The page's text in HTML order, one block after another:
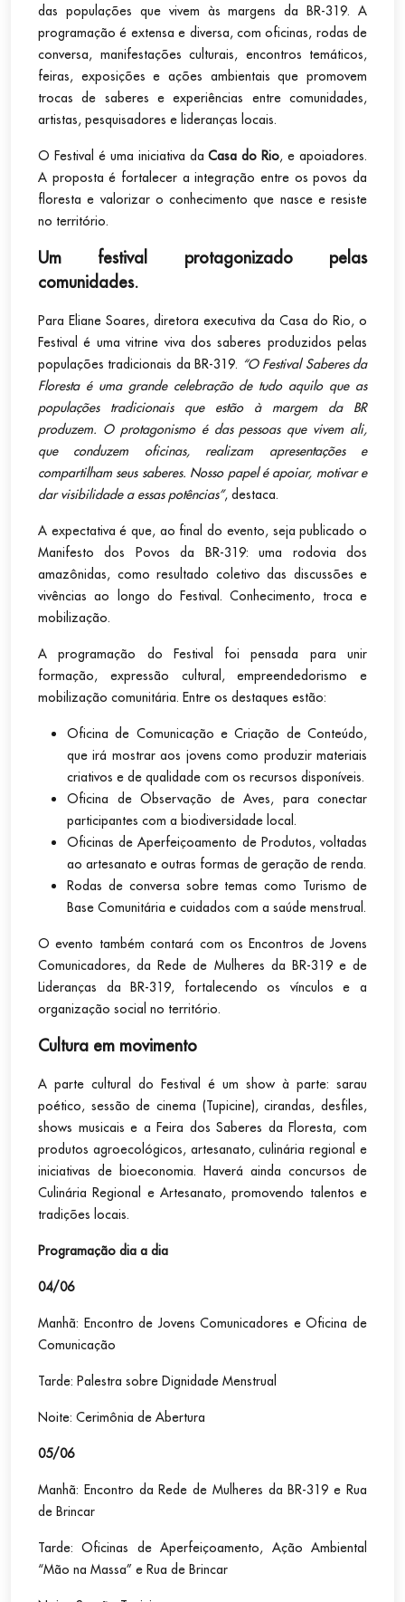
das populações que vivem às margens da BR-319. A
programação é extensa e diversa, com oficinas, rodas de
conversa, manifestações culturais, encontros temáticos,
feiras, exposições e ações ambientais que promovem
trocas de saberes e experiências entre comunidades,
artistas, pesquisadores e lideranças locais.
O Festival é uma iniciativa daCasa do Rio, e apoiadores.
A proposta é fortalecer a integração entre os povos da
floresta e valorizar o conhecimento que nasce e resiste
no território.
Um festival protagonizado pelas
comunidades.
Para Eliane Soares, diretora executiva da Casa do Rio, o
Festival é uma vitrine viva dos saberes produzidos pelas
populações tradicionais da BR-319. “O Festival Saberes da
Floresta é uma grande celebração de tudo aquilo que as
populações tradicionais que estão à margem da BR
produzem. O protagonismo é das pessoas que vivem ali,
que conduzem oficinas, realizam apresentações e
compartilham seus saberes. Nosso papel é apoiar, motivar e
dar visibilidade a essas potências”, destaca.
A expectativa é que, ao final do evento, seja publicado o
Manifesto dos Povos da BR-319: uma rodovia dos
amazônidas, como resultado coletivo das discussões e
vivências ao longo do Festival.Conhecimento, troca e
mobilização.
A programação do Festival foi pensada para unir
formação, expressão cultural, empreendedorismo e
mobilização comunitária. Entre os destaques estão:
Oficina de Comunicação e Criação de Conteúdo,
que irá mostrar aos jovens como produzir materiais
criativos e de qualidade com os recursos disponíveis.
Oficina de Observação de Aves, para conectar
participantes com a biodiversidade local.
Oficinas de Aperfeiçoamento de Produtos, voltadas
ao artesanato e outras formas de geração de renda.
Rodas de conversa sobre temas como Turismo de
Base Comunitária e cuidados com a saúde menstrual.
O evento também contará com os Encontros de Jovens
Comunicadores, da Rede de Mulheres da BR-319 e de
Lideranças da BR-319, fortalecendo os vínculos e a
organização social no território.
Cultura em movimento
A parte cultural do Festival é um show à parte: sarau
poético, sessão de cinema (Tupicine), cirandas, desfiles,
shows musicais e a Feira dos Saberes da Floresta, com
produtos agroecológicos, artesanato, culinária regional e
iniciativas de bioeconomia. Haverá ainda concursos de
Culinária Regional e Artesanato, promovendo talentos e
tradições locais.
Programação dia a dia
04/06
Manhã: Encontro de Jovens Comunicadores e Oficina de
Comunicação
Tarde: Palestra sobre Dignidade Menstrual
Noite: Cerimônia de Abertura
05/06
Manhã: Encontro da Rede de Mulheres da BR-319 e Rua
de Brincar
Tarde: Oficinas de Aperfeiçoamento, Ação Ambiental
“Mão na Massa” e Rua de Brincar